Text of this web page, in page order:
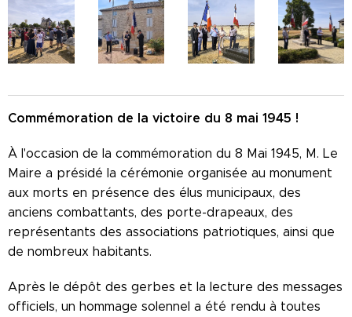
Commémoration de la victoire du 8 mai 1945 !
À l'occasion de la commémoration du 8 Mai 1945, M. Le
Maire a présidé la cérémonie organisée au monument
aux morts en présence des élus municipaux, des
anciens combattants, des porte-drapeaux, des
représentants des associations patriotiques, ainsi que
de nombreux habitants.
Après le dépôt des gerbes et la lecture des messages
officiels, un hommage solennel a été rendu à toutes